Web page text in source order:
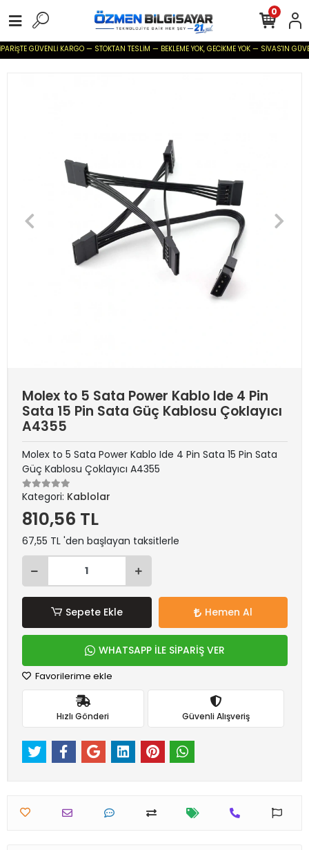
GÜVENLİ KARGO — STOKTAN TESLİM — BEKLEME YOK, GECİKME YOK — SİVAS'IN
0
Molex to 5 Sata Power Kablo Ide 4 Pin
Sata 15 Pin Sata Güç Kablosu Çoklayıcı
A4355
Molex to 5 Sata Power Kablo Ide 4 Pin Sata 15 Pin Sata
Güç Kablosu Çoklayıcı A4355
Kategori: Kablolar
810,56 TL
67,55 TL 'den başlayan taksitlerle
Sepete Ekle Hemen Al
WHATSAPP İLE SİPARİŞ VER
Favorilerime ekle
Hızlı Gönderi Güvenli Alışveriş